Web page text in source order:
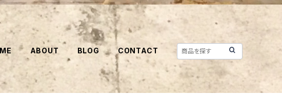
ABOUT BLOG CONTACT